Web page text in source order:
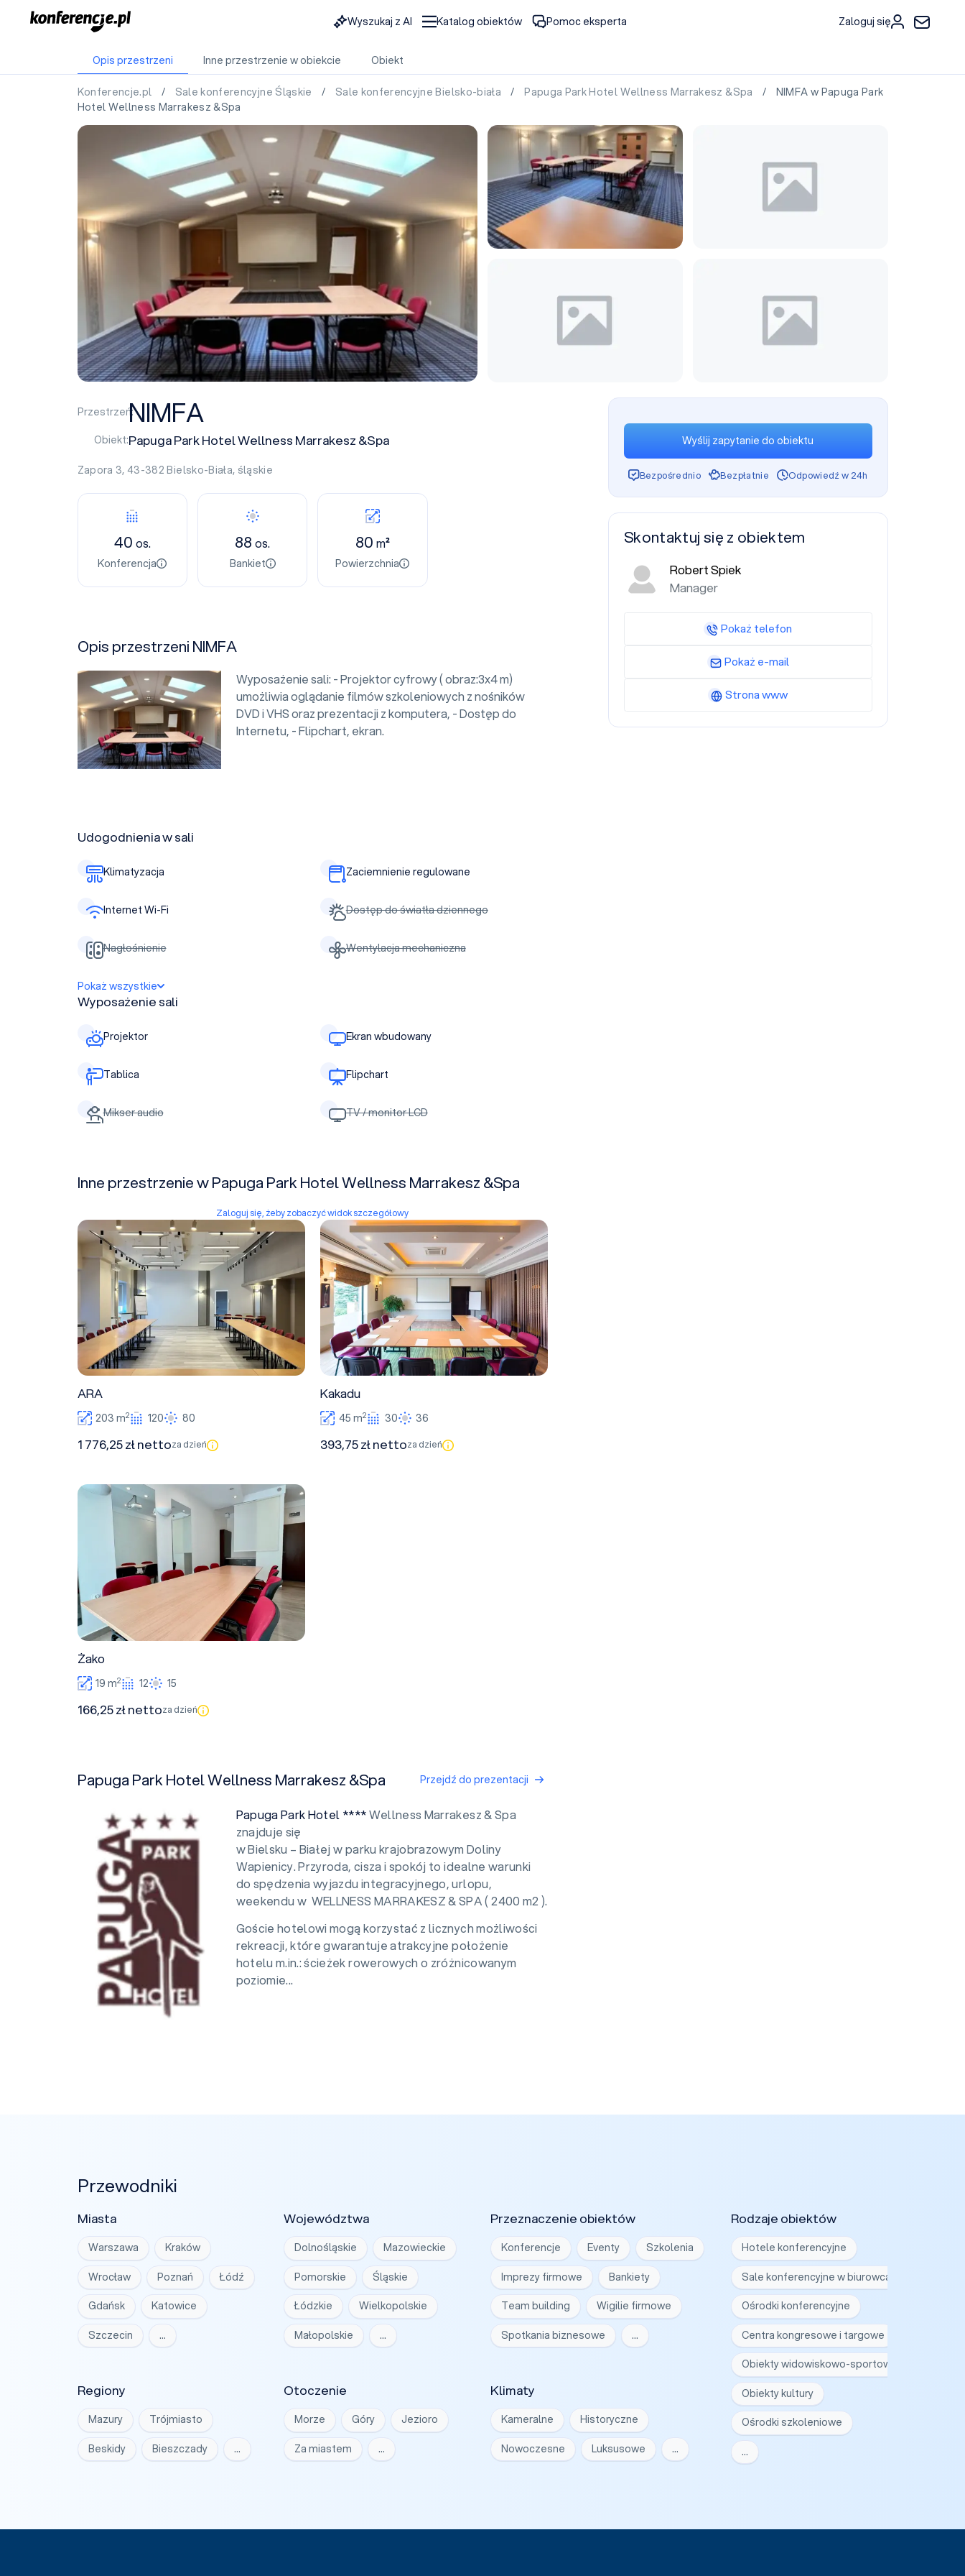
Wyszukaj z AI Katalog obiektów Pomoc eksperta Zaloguj się
Opis przestrzeni Inne przestrzenie w obiekcie Obiekt
Konferencje.pl / Sale konferencyjne Śląskie / Sale konferencyjne Bielsko-biała /Papuga Park Hotel Wellness Marrakesz &Spa
/ NIMFA w Papuga Park
Hotel Wellness Marrakesz &Spa
Przestrzeń:NIMFA
Obiekt:Papuga Park Hotel Wellness Marrakesz &Spa
Zapora 3, 43-382Bielsko-Biała, śląskie
40 os.
Konferencja
88os.
Bankiet
80 m²
Powierzchnia
Opis przestrzeni NIMFA
Wyposażenie sali: - Projektor cyfrowy ( obraz:3x4 m)
umożliwia oglądanie filmów szkoleniowych z nośników
DVD i VHS oraz prezentacji z komputera, - Dostęp do
Internetu, - Flipchart, ekran.
Udogodnienia w sali
Klimatyzacja Zaciemnienie regulowane
Internet Wi-Fi Dostęp do światła dziennego
Nagłośnienie Wentylacja mechaniczna
Pokaż wszystkie
Wyposażenie sali
Projektor Ekran wbudowany
Tablica Flipchart
Mikser audio TV / monitor LCD
Inne przestrzenie w Papuga Park Hotel Wellness Marrakesz &Spa
Zaloguj się, żeby zobaczyć widok szczegółowy
ARA
ARA
203 m2 120 80
1 776,25 zł nettoza dzień
Kakadu
Kakadu
45 m2 30 36
393,75 zł nettoza dzień
Żako
Żako
19 m2 12 15
166,25 zł nettoza dzień
Papuga Park Hotel Wellness Marrakesz &Spa Przejdź do prezentacji
Papuga Park Hotel ****Wellness Marrakesz & Spa
znajduje się
w Bielsku – Białej w parku krajobrazowym Doliny
Wapienicy. Przyroda, cisza i spokój to idealne warunki
do spędzenia wyjazdu integracyjnego, urlopu,
weekendu w WELLNESS MARRAKESZ & SPA ( 2400 m2 ).
Goście hotelowi mogą korzystać z licznych możliwości
rekreacji, które gwarantuje atrakcyjne położenie
hotelu m.in.: ścieżek rowerowych o zróżnicowanym
poziomie...
Wyślij zapytanie do obiektu
Bezpośrednio Bezpłatnie Odpowiedź w 24h
Skontaktuj się z obiektem
Robert Spiek
Manager
Pokaż telefon
Pokaż e-mail
Strona www
Przewodniki
Miasta
Warszawa Kraków
Wrocław Poznań Łódź
Gdańsk Katowice
Szczecin …
Województwa
Dolnośląskie Mazowieckie
Pomorskie Śląskie
Łódzkie Wielkopolskie
Małopolskie …
Regiony
Mazury Trójmiasto
Beskidy Bieszczady …
Otoczenie
Morze Góry Jezioro
Za miastem …
Klimaty
Kameralne Historyczne
Nowoczesne Luksusowe …
Przeznaczenie obiektów
Konferencje Eventy Szkolenia
Imprezy firmowe Bankiety
Team building Wigilie firmowe
Spotkania biznesowe …
Rodzaje obiektów
Hotele konferencyjne
Sale konferencyjne w biurowcach
Ośrodki konferencyjne
Centra kongresowe i targowe
Obiekty widowiskowo-sportowe
Obiekty kultury
Ośrodki szkoleniowe
…